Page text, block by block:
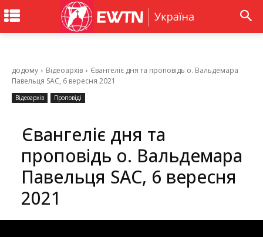
додому Відеоархів
Євангеліє дня та проповідь о. Вальдемара
Павельця SAC, 6 вересня 2021
Відеоархів Проповіді
Євангеліє дня та
проповідь о. Вальдемара
Павельця SAC, 6 вересня
2021